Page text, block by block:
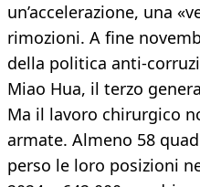
un’accelerazione, una
rimozioni. A fine
della politica anti-
Miao Hua, il terzo
Ma il lavoro chirurgico
armate. Almeno 58
perso le loro posizioni